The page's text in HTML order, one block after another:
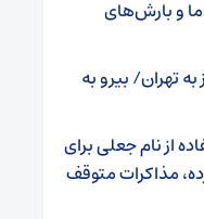
دما و بارش‌های
به تهران/ بیرو به
از نام جعلی برای
مذاکرات متوقف